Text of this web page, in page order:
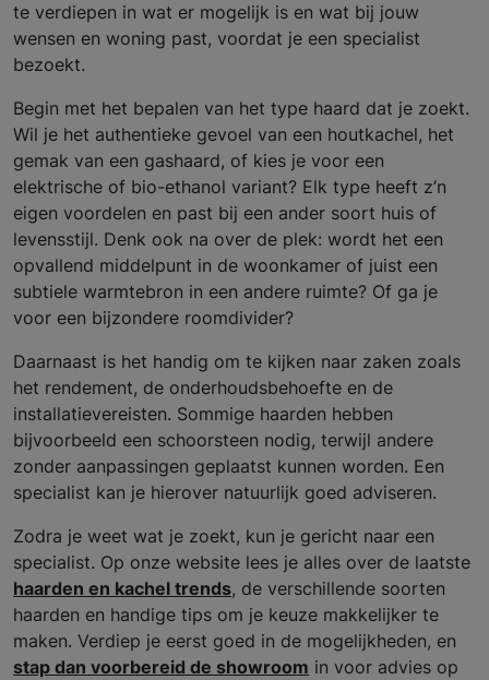
te verdiepen in wat er mogelijk is en wat bij jouw
wensen en woning past, voordat je een specialist
bezoekt.
Begin met het bepalen van het type haard dat je zoekt.
Wil je het authentieke gevoel van een houtkachel, het
gemak van een gashaard, of kies je voor een
elektrische of bio-ethanol variant? Elk type heeft z’n
eigen voordelen en past bij een ander soort huis of
levensstijl. Denk ook na over de plek: wordt het een
opvallend middelpunt in de woonkamer of juist een
subtiele warmtebron in een andere ruimte? Of ga je
voor een bijzondere roomdivider?
Daarnaast is het handig om te kijken naar zaken zoals
het rendement, de onderhoudsbehoefte en de
installatievereisten. Sommige haarden hebben
bijvoorbeeld een schoorsteen nodig, terwijl andere
zonder aanpassingen geplaatst kunnen worden. Een
specialist kan je hierover natuurlijk goed adviseren.
Zodra je weet wat je zoekt, kun je gericht naar een
specialist. Op onze website lees je alles over de laatste
haarden en kachel trends, de verschillende soorten
haarden en handige tips om je keuze makkelijker te
maken. Verdiep je eerst goed in de mogelijkheden, en
stap dan voorbereid de showroom in voor advies op